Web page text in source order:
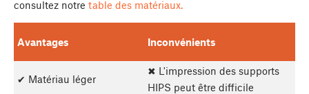
consultez notre table des matériaux.
Avantages Inconvénients
✔ Matériau léger
✖ L'impression des supports
HIPS peut être difficile